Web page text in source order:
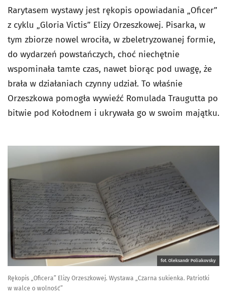
Rarytasem wystawy jest rękopis opowiadania „Oficer”
z cyklu „Gloria Victis” Elizy Orzeszkowej. Pisarka, w
tym zbiorze nowel wrociła, w zbeletryzowanej formie,
do wydarzeń powstańczych, choć niechętnie
wspominała tamte czas, nawet biorąc pod uwagę, że
brała w działaniach czynny udział. To właśnie
Orzeszkowa pomogła wywieźć Romulada Traugutta po
bitwie pod Kołodnem i ukrywała go w swoim majątku.
fot. Oleksandr Poliakovsky
Rękopis „Oficera” Elizy Orzeszkowej. Wystawa „Czarna sukienka. Patriotki
w walce o wolność”